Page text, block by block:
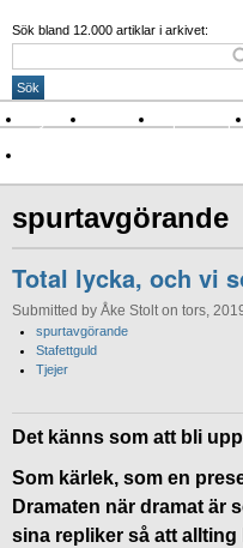
Sök bland 12.000 artiklar i arkivet:
Nyheter Krönikor Sport & spel
spurtavgörande
Total lycka, och vi
Submitted by Åke Stolt on tors,
spurtavgörande
Stafettguld
Tjejer
Det känns som att bli
Som kärlek, som en
Dramaten när dramat är
sina repliker så att